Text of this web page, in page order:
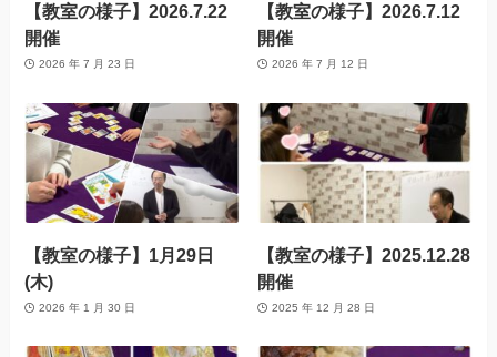
【教室の様子】2026.7.22
開催
2026 年 7 月 23 日
【教室の様子】2026.7.12
開催
2026 年 7 月 12 日
【教室の様子】1月29日
(木)
2026 年 1 月 30 日
【教室の様子】2025.12.28
開催
2025 年 12 月 28 日